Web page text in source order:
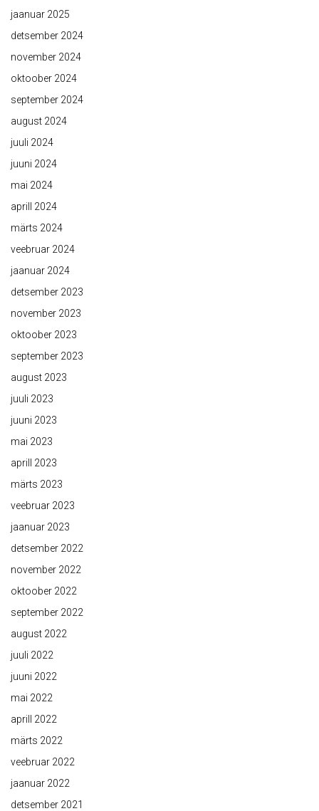
jaanuar 2025
detsember 2024
november 2024
oktoober 2024
september 2024
august 2024
juuli 2024
juuni 2024
mai 2024
aprill 2024
märts 2024
veebruar 2024
jaanuar 2024
detsember 2023
november 2023
oktoober 2023
september 2023
august 2023
juuli 2023
juuni 2023
mai 2023
aprill 2023
märts 2023
veebruar 2023
jaanuar 2023
detsember 2022
november 2022
oktoober 2022
september 2022
august 2022
juuli 2022
juuni 2022
mai 2022
aprill 2022
märts 2022
veebruar 2022
jaanuar 2022
detsember 2021